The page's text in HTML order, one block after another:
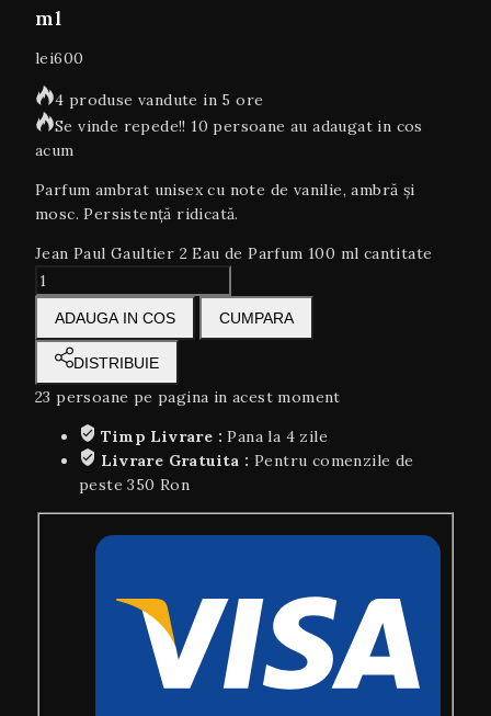
ml
lei600
4 produse vandute in 5 ore
Se vinde repede!! 10 persoane au adaugat in cos
acum
Parfum ambrat unisex cu note de vanilie, ambră și
mosc. Persistență ridicată.
Jean Paul Gaultier 2 Eau de Parfum 100 ml cantitate
ADAUGA IN COS CUMPARA
DISTRIBUIE
23 persoane pe pagina in acest moment
Timp Livrare :Pana la 4 zile
Livrare Gratuita :Pentru comenzile de
peste 350 Ron